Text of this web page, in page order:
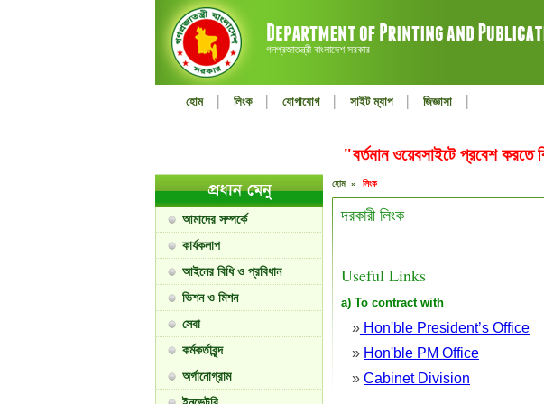
গনপ্রজাতন্ত্রী বাংলাদেশ সরকার
হোম | লিংক | যোগাযোগ | সাইট ম্যাপ | জিজ্ঞাসা |
"বর্তমান ওয়েবসাইটে প্রবেশ
আমাদের সম্পর্কে
কার্যকলাপ
আইনের বিধি ও প্রবিধান
ভিশন ও মিশন
সেবা
কর্মকর্তাবৃন্দ
অর্গানোগ্রাম
হোম » লিংক
দরকারী লিংক
Useful Links
a) To contract with
» Hon'ble President’s Office
» Hon'ble PM Office
» Cabinet Division